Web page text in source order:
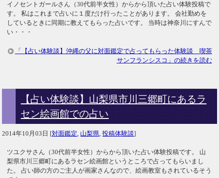
イノセントガールさん（30代前半女性）からから頂いた占い体験投稿で
す。 私はこれまで占いに１度だけ行ったことがあります。 会社勤めを
しているときに同期に教えてもらった占いです。 当時は神奈川にすんで
い・・・
「【占い体験談】沖縄の父に対面鑑定で占ってもらった体験談 喫茶
サンフランシスコ」の続きを読む
【占い体験談】山梨県市川三郷町にあるラ
セン絵画館での占い
2014年10月03日 [対面鑑定 山梨県 ,投稿体験談]
ツユクサさん（30代前半女性）からから頂いた占い体験投稿です。 山
梨県市川三郷町にあるラセン絵画館というところで占ってもらいまし
た。 占い師の方のご主人が画家さんなので、絵画教室もされているそう